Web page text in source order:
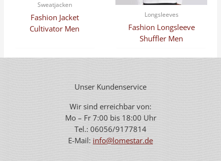
Sweatjacken
Fashion Jacket
Cultivator Men
Longsleeves
Fashion Longsleeve
Shuffler Men
Unser Kundenservice
Wir sind erreichbar von:
Mo – Fr 7:00 bis 18:00 Uhr
Tel.: 06056/9177814
E-Mail: info@lomestar.de